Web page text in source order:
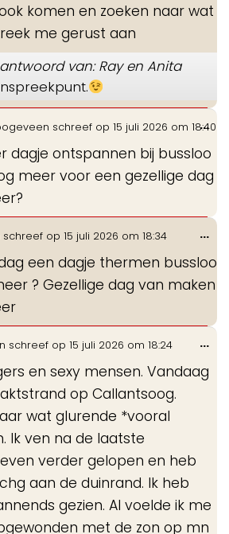
komen en zoeken naar wat
me gerust aan
van: Ray en Anita
schreef op 15 juli 2026 om 18:40
dagje ontspannen bij bussloo
meer voor een gezellige dag
...
schreef op 15 juli 2026 om 18:34
een dagje thermen bussloo
? Gezellige dag van maken
...
schreef op 15 juli 2026 om 18:24
en sexy mensen. Vandaag
op Callantsoog.
wat glurende *vooral
Ik ven na de laatste
verder gelopen en heb
aan de duinrand. Ik heb
gezien. Al voelde ik me
met de zon op mn
...